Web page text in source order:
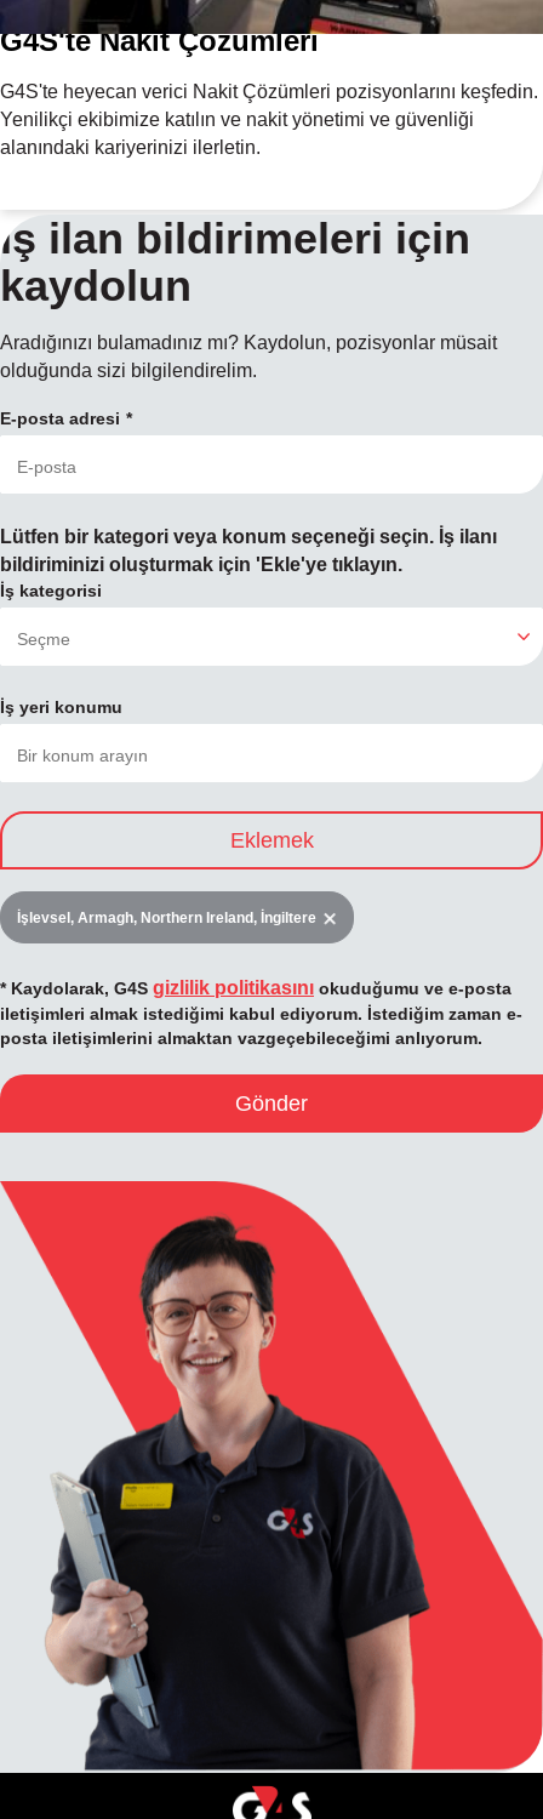
G4S'te Nakit Çözümleri
G4S'te heyecan verici Nakit Çözümleri pozisyonlarını keşfedin.
Yenilikçi ekibimize katılın ve nakit yönetimi ve güvenliği
alanındaki kariyerinizi ilerletin.
İş ilan bildirimeleri için
kaydolun
Aradığınızı bulamadınız mı? Kaydolun, pozisyonlar müsait
olduğunda sizi bilgilendirelim.
E-posta adresi
Lütfen bir kategori veya konum seçeneği seçin. İş ilanı
bildiriminizi oluşturmak için 'Ekle'ye tıklayın.
İş kategorisi
İş yeri konumu
Eklemek
İşlevsel, Armagh, Northern Ireland, İngiltere
* Kaydolarak, G4S gizlilik politikasını okuduğumu ve e-posta
iletişimleri almak istediğimi kabul ediyorum. İstediğim zaman e-
posta iletişimlerini almaktan vazgeçebileceğimi anlıyorum.
Gönder